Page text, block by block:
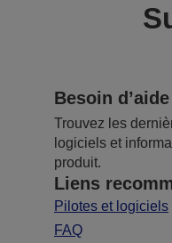
Besoin
Trouvez les
logiciels et
produit.
Liens
Pilotes et logiciels
FAQ